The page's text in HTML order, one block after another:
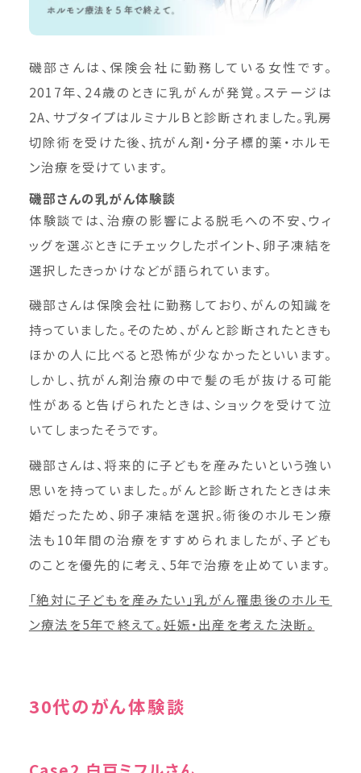
磯部さんは、保険会社に勤務している女性です。
2017年、24歳のときに乳がんが発覚。ステージは
2A、サブタイプはルミナルBと診断されました。乳房
切除術を受けた後、抗がん剤・分子標的薬・ホルモ
ン治療を受けています。
磯部さんの乳がん体験談
体験談では、治療の影響による脱毛への不安、ウィ
ッグを選ぶときにチェックしたポイント、卵子凍結を
選択したきっかけなどが語られています。
磯部さんは保険会社に勤務しており、がんの知識を
持っていました。そのため、がんと診断されたときも
ほかの人に比べると恐怖が少なかったといいます。
しかし、抗がん剤治療の中で髪の毛が抜ける可能
性があると告げられたときは、ショックを受けて泣
いてしまったそうです。
磯部さんは、将来的に子どもを産みたいという強い
思いを持っていました。がんと診断されたときは未
婚だったため、卵子凍結を選択。術後のホルモン療
法も10年間の治療をすすめられましたが、子ども
のことを優先的に考え、5年で治療を止めています。
「絶対に子どもを産みたい」乳がん罹患後のホルモ
ン療法を5年で終えて。妊娠・出産を考えた決断。
30代のがん体験談